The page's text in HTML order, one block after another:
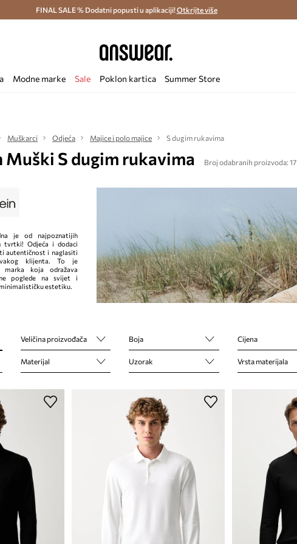
i povrat (od 70€) > Dostava u roku 48 sati >
FINAL SALE % Dodatni popusti u aplikaciji!Otkrijte više
Modne marke Sale Poklon kartica Summer Store
Muškarci Odjeća Majice i polo majice S dugim rukavima
Muški S dugim rukavima Broj odabranih proizvoda: 17
je od najpoznatijih
tvrtki! Odjeća i dodaci
autentičnost i naglasiti
klijenta. To je
marka koja odražava
poglede na svijet i
estetiku.
Veličina proizvođača Boja Cijena
Materijal Uzorak Vrsta materijala